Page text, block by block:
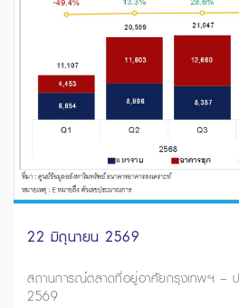
22 มิถุนายน 2569
สถานการณ์ตลาดที่อยู่อาศัยกรุงเทพฯ –
2569